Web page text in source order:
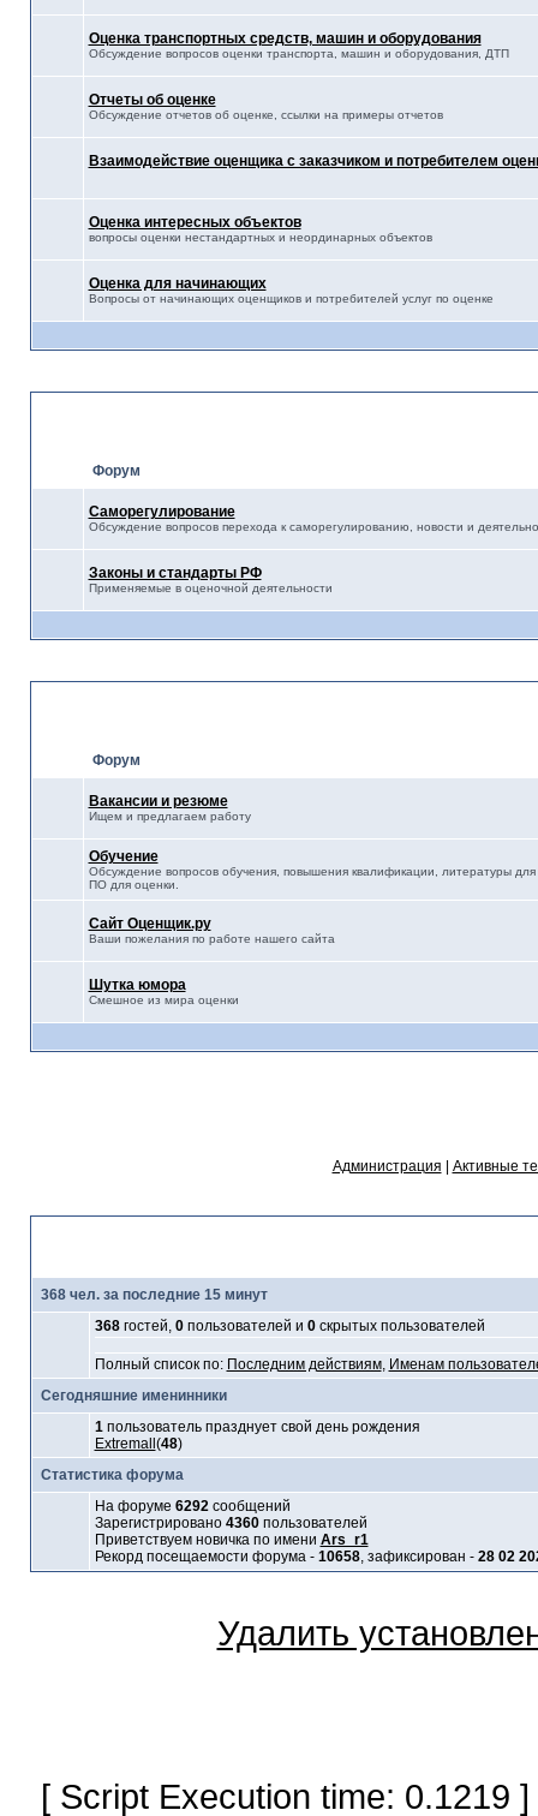
Оценка транспортных средств, машин и оборудования
Обсуждение вопросов оценки транспорта, машин и оборудования, ДТП
Отчеты об оценке
Обсуждение отчетов об оценке, ссылки на примеры отчетов
Взаимодействие оценщика с заказчиком и потребителем
Оценка интересных объектов
вопросы оценки нестандартных и неординарных объектов
Оценка для начинающих
Вопросы от начинающих оценщиков и потребителей услуг по оценке
Форум
Саморегулирование
Обсуждение вопросов перехода к саморегулированию, новости и
Законы и стандарты РФ
Применяемые в оценочной деятельности
Форум
Вакансии и резюме
Ищем и предлагаем работу
Обучение
Обсуждение вопросов обучения, повышения квалификации, литературы
ПО для оценки.
Сайт Оценщик.ру
Ваши пожелания по работе нашего сайта
Шутка юмора
Смешное из мира оценки
Администрация Активные
368 чел. за последние 15 минут
368гостей, 0пользователей и 0скрытых пользователей
Полный список по: Последним действиям, Именам
Сегодняшние именинники
1пользователь празднует свой день рождения
Extremall (48)
Статистика форума
На форуме 6292сообщений
Зарегистрировано 4360пользователей
Приветствуем новичка по имени Ars_r1
Рекорд посещаемости форума - 10658, зафиксирован - 28 02
Удалить
[ Script Execution time: